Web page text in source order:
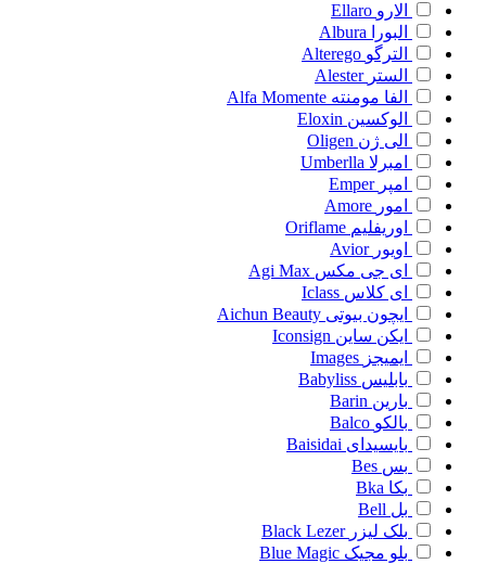
الارو Ellaro
البورا
Albura
الترگو Alterego
الستر Alester
الفا مومنته Alfa Momente
الوکسین Eloxin
الی ژن Oligen
امبرلا Umberlla
امپر Emper
امور Amore
اوریفلیم Oriflame
اویور Avior
ای جی مکس Agi Max
ای کلاس Iclass
ایچون بیوتی Aichun Beauty
ایکن ساین Iconsign
ایمیجز Images
بابلیس Babyliss
بارین Barin
بالکو Balco
بایسیدای Baisidai
بس Bes
بکا Bka
بل Bell
بلک لیزر Black Lezer
بلو مجیک Blue Magic